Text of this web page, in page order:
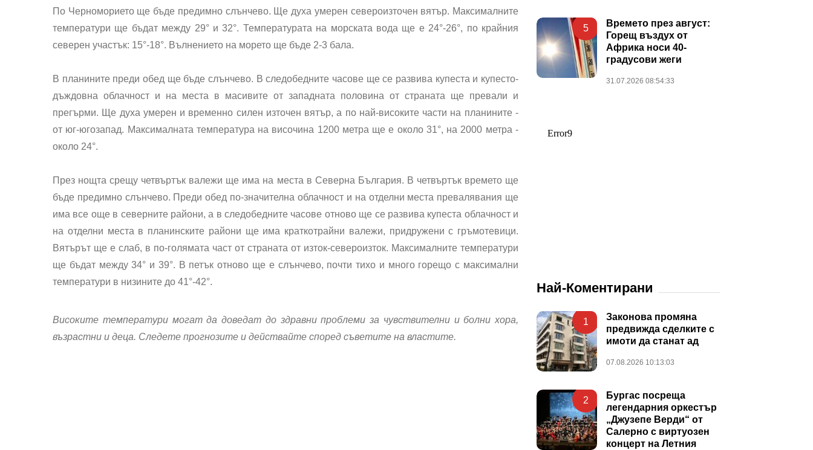
По Черноморието ще бъде предимно слънчево. Ще духа умерен североизточен вятър. Максималните
температури ще бъдат между 29° и 32°. Температурата на морската вода ще е 24°-26°, по крайния
северен участък: 15°-18°. Вълнението на морето ще бъде 2-3 бала.
В планините преди обед ще бъде слънчево. В следобедните часове ще се развива купеста и купесто-
дъждовна облачност и на места в масивите от западната половина от страната ще превали и
прегърми. Ще духа умерен и временно силен източен вятър, а по най-високите части на планините -
от юг-югозапад. Максималната температура на височина 1200 метра ще е около 31°, на 2000 метра -
около 24°.
През нощта срещу четвъртък валежи ще има на места в Северна България. В четвъртък времето ще
бъде предимно слънчево. Преди обед по-значителна облачност и на отделни места превалявания ще
има все още в северните райони, а в следобедните часове отново ще се развива купеста облачност и
на отделни места в планинските райони ще има краткотрайни валежи, придружени с гръмотевици.
Вятърът ще е слаб, в по-голямата част от страната от изток-североизток. Максималните температури
ще бъдат между 34° и 39°. В петък отново ще е слънчево, почти тихо и много горещо с максимални
температури в низините до 41°-42°.
Високите температури могат да доведат до здравни проблеми за чувствителни и болни хора,
възрастни и деца. Следете прогнозите и действайте според съветите на властите.
5
Времето през август:
Горещ въздух от
Африка носи 40-
градусови жеги
31.07.2026 08:54:33
Най-Коментирани
1
Законова промяна
предвижда сделките с
имоти да станат ад
07.08.2026 10:13:03
2
Бургас посреща
легендарния оркестър
„Джузепе Верди“ от
Салерно с виртуозен
концерт на Летния